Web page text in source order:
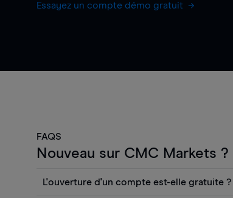
Essayez un compte démo gratuit
FAQS
Nouveau sur CMC Markets ?
L'ouverture d'un compte est-elle gratuite ?